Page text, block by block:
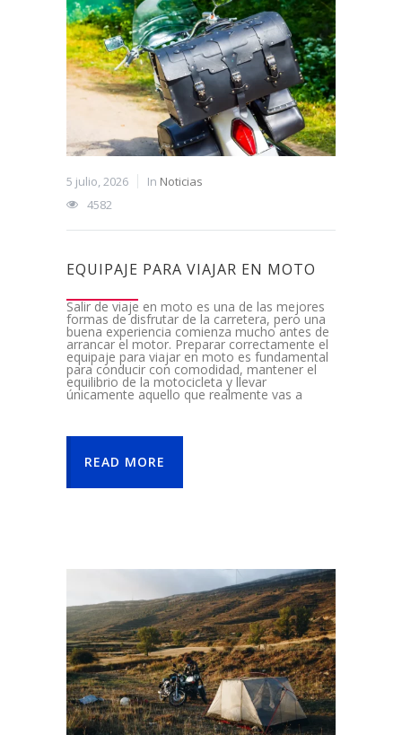
5 julio, 2026 In Noticias
4582
EQUIPAJE PARA VIAJAR EN MOTO
Salir de viaje en moto es una de las mejores
formas de disfrutar de la carretera, pero una
buena experiencia comienza mucho antes de
arrancar el motor. Preparar correctamente el
equipaje para viajar en moto es fundamental
para conducir con comodidad, mantener el
equilibrio de la motocicleta y llevar
únicamente aquello que realmente vas a
READ MORE